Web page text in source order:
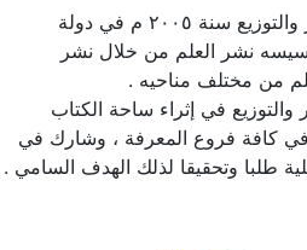
تم تأسيس دار الظاهرية للنشر والتوزيع سنة ٢٠٠٥ م في دولة
نشر العلم من خلال نشر
من مختلف مناحيه .
في إثراء ساحة الكتاب
في كافة فروع المعرفة ، وشارك في
طلبا وتحقيقا لذلك الهدف السامي .